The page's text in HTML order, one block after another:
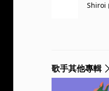
Shiroi
歌手其他專輯